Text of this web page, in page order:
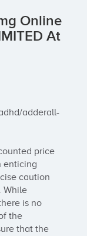
Online
At
adderall-
price
enticing
caution
While
is no
the
that the